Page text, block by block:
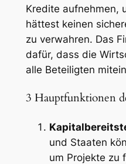
Kredite aufnehmen,
hättest keinen
zu verwahren. Das
dafür, dass die
alle Beteiligten
3 Hauptfunktionen
und Staaten
um Projekte zu